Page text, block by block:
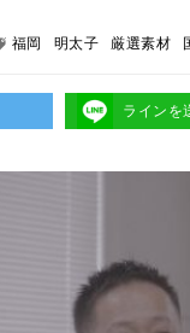
福岡 明太子 厳選素材
ラインを